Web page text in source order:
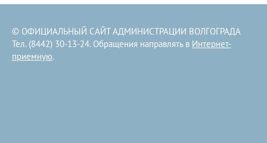
© ОФИЦИАЛЬНЫЙ САЙТ АДМИНИСТРАЦИИ ВОЛГОГРАДА
Тел. (8442) 30-13-24. Обращения направлять в Интернет-
приемную.